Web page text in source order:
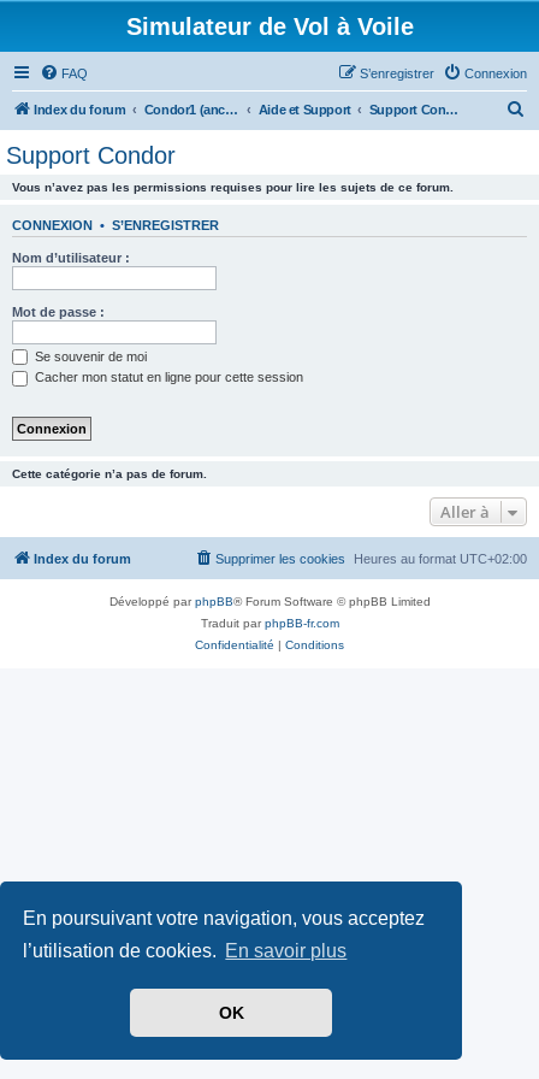
En poursuivant votre navigation, vous acceptez
l’utilisation de cookies. En savoir plus
OK
Simulateur de Vol à Voile
FAQ Connexion
S’enregistrer
Index du forum Condor1 (ancien forum) Aide et Support Support Condor
Support Condor
Vous n’avez pas les permissions requises pour lire les sujets de ce forum.
CONNEXION • S’ENREGISTRER
Nom d’utilisateur :
Mot de passe :
Se souvenir de moi
Cacher mon statut en ligne pour cette session
Cette catégorie n’a pas de forum.
Aller à
Index du forum Heures au format UTC+02:00
Supprimer les cookies
Développé parphpBB® Forum Software © phpBB Limited
Traduit parphpBB-fr.com
Confidentialité | Conditions